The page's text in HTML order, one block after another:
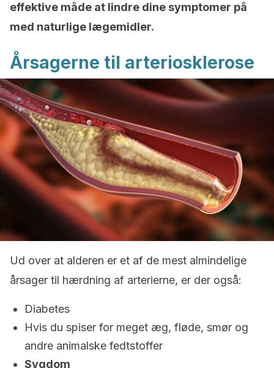
effektive måde at lindre dine symptomer på
med naturlige lægemidler.
Årsagerne til arteriosklerose
Ud over at alderen er et af de mest almindelige
årsager til hærdning af arterierne, er der også:
Diabetes
Hvis du spiser for meget æg, fløde, smør og
andre animalske fedtstoffer
Sygdom